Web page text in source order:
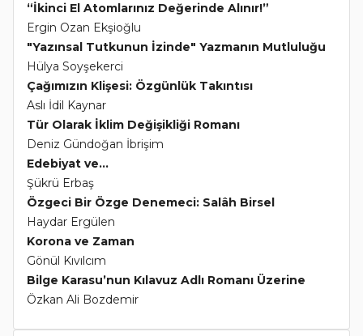
“İkinci El Atomlarınız Değerinde Alınır!”
Ergin Ozan Ekşioğlu
"Yazınsal Tutkunun İzinde" Yazmanın Mutluluğu
Hülya Soyşekerci
Çağımızın Klişesi: Özgünlük Takıntısı
Aslı İdil Kaynar
Tür Olarak İklim Değişikliği Romanı
Deniz Gündoğan İbrişim
Edebiyat ve...
Şükrü Erbaş
Özgeci Bir Özge Denemeci: Salâh Birsel
Haydar Ergülen
Korona ve Zaman
Gönül Kıvılcım
Bilge Karasu’nun Kılavuz Adlı Romanı Üzerine
Özkan Ali Bozdemir